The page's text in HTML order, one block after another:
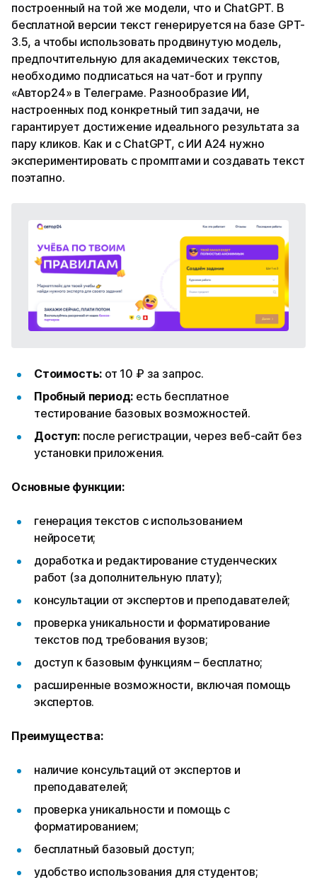
построенный на той же модели, что и ChatGPT. В
бесплатной версии текст генерируется на базе GPT-
3.5, а чтобы использовать продвинутую модель,
предпочтительную для академических текстов,
необходимо подписаться на чат-бот и группу
«Автор24» в Телеграме. Разнообразие ИИ,
настроенных под конкретный тип задачи, не
гарантирует достижение идеального результата за
пару кликов. Как и с ChatGPT, с ИИ А24 нужно
экспериментировать с промптами и создавать текст
поэтапно.
Стоимость: от 10 ₽ за запрос.
Пробный период: есть бесплатное
тестирование базовых возможностей.
Доступ: после регистрации, через веб-сайт без
установки приложения.
Основные функции:
генерация текстов с использованием
нейросети;
доработка и редактирование студенческих
работ (за дополнительную плату);
консультации от экспертов и преподавателей;
проверка уникальности и форматирование
текстов под требования вузов;
доступ к базовым функциям – бесплатно;
расширенные возможности, включая помощь
экспертов.
Преимущества:
наличие консультаций от экспертов и
преподавателей;
проверка уникальности и помощь с
форматированием;
бесплатный базовый доступ;
удобство использования для студентов;